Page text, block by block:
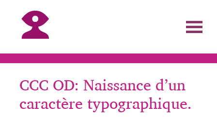
CCC OD: Naissance d’un
caractère typographique.